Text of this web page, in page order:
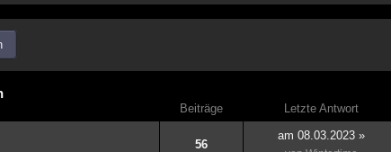
Beiträge
Letzte Antwort
56
am 08.03.2023 »